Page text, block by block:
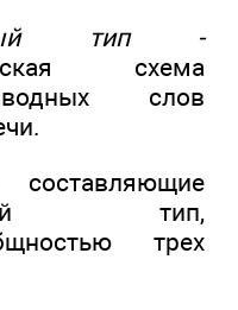
тип -
схема
слов
составляющие
тип,
трех